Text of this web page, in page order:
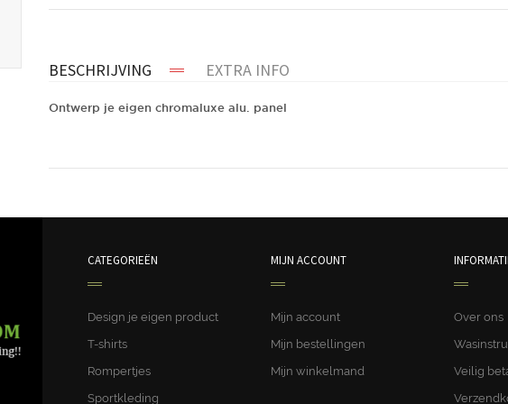
BESCHRIJVING EXTRA INFO
Ontwerp je eigen chromaluxe alu. panel
CATEGORIEËN
Design je eigen product
T-shirts
Rompertjes
Sportkleding
MIJN ACCOUNT
Mijn account
Mijn bestellingen
Mijn winkelmand
Over ons
Veilig